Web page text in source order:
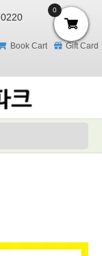
Book Cart
Gift Card
0